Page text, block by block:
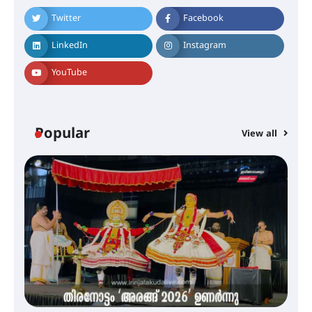
Twitter Facebook
LinkedIn Instagram
YouTube
Popular View all
ലഭ്യമാക്കാൻ കേന്ദ്ര-കേരള
സർക്കാരുകൾ അടിയന്തരമായി
ഇടപെടണമെന്ന് ഐ.ടി.യു. ബാങ്ക്
നിക്ഷേപക സംരക്ഷണ സമിതി
ശക്തമായ കാറ്റിന് സാധ്യത –
ജില്ലയിൽ എല്ലാ വിദ്യാഭ്യാസ
സ്ഥാപനങ്ങൾക്കും ശനിയാഴ്ച
അവധി
എം.ജി. യൂണിവേഴ്‌സിറ്റിയിൽ നിന്ന്
ഇംഗ്ളീഷ് സാഹിത്യത്തിൽ
ഡോക്ടറേറ്റ് നേടിയ എൻ. ആര്യ
ട്യുണീഷ്യൻ ചിത്രം ” ദി വോയിസ്